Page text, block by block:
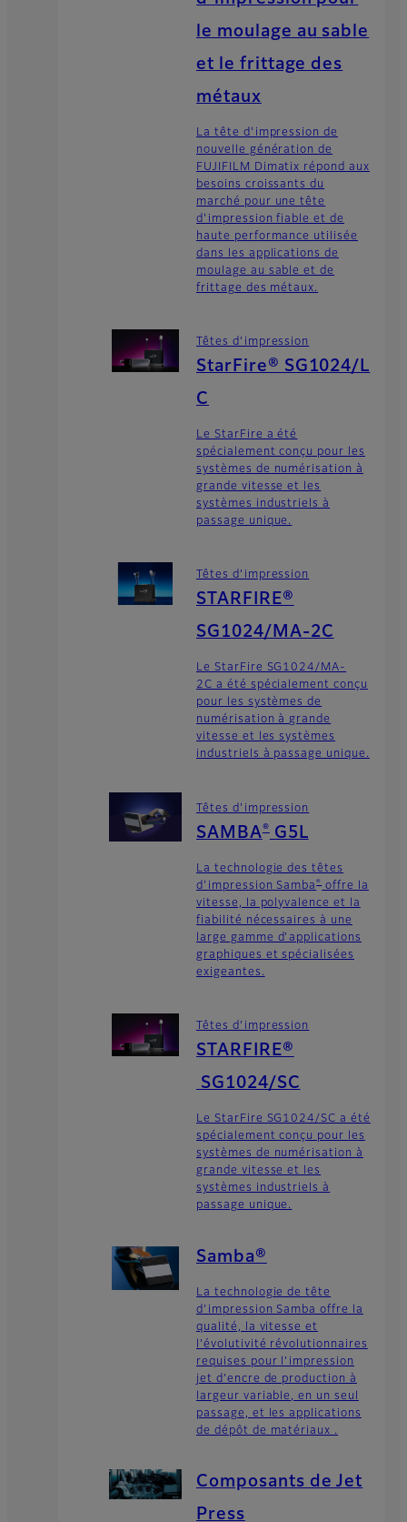
le moulage au sable
et le frittage des
métaux
La tête d'impression de
nouvelle génération de
FUJIFILM Dimatix répond aux
besoins croissants du
marché pour une tête
d'impression fiable et de
haute performance utilisée
dans les applications de
moulage au sable et de
frittage des métaux.
Têtes d’impression
StarFire® SG1024/L
C
Le StarFire a été
spécialement conçu pour les
systèmes de numérisation à
grande vitesse et les
systèmes industriels à
passage unique.
Têtes d’impression
STARFIRE®
SG1024/MA-2C
Le StarFire SG1024/MA-
2C a été spécialement conçu
pour les systèmes de
numérisation à grande
vitesse et les systèmes
industriels à passage unique.
Têtes d'impression
SAMBA®G5L
La technologie des têtes
d'impression Samba® offre la
vitesse, la polyvalence et la
fiabilité nécessaires à une
large gamme d'applications
graphiques et spécialisées
exigeantes.
Têtes d’impression
STARFIRE®
SG1024/SC
Le StarFire SG1024/SC a été
spécialement conçu pour les
systèmes de numérisation à
grande vitesse et les
systèmes industriels à
passage unique.
Samba®
La technologie de tête
d’impression Samba offre la
qualité, la vitesse et
l’évolutivité révolutionnaires
requises pour l’impression
jet d’encre de production à
largeur variable, en un seul
passage, et les applications
de dépôt de matériaux .
Composants de Jet
Press